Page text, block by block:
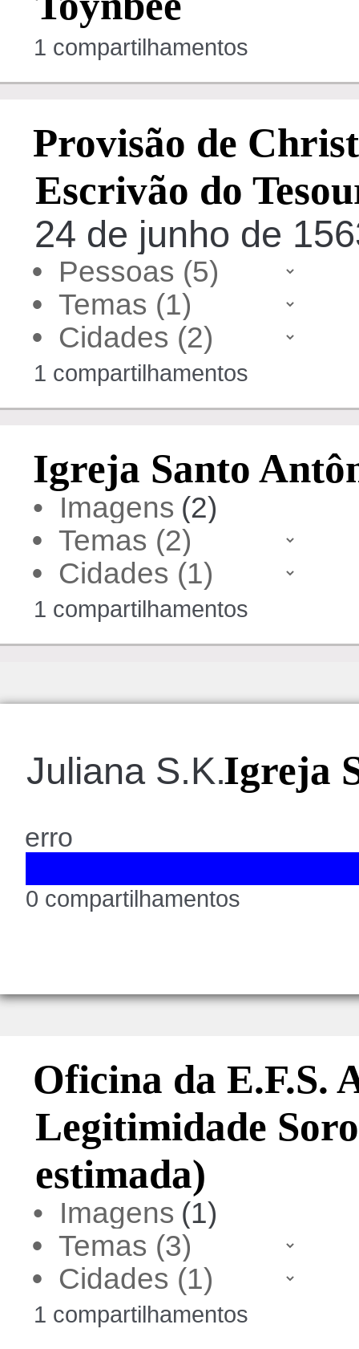
1 compartilhamentos
Provisão de
Escrivão do
24 de junho de
•
•
•
1 compartilhamentos
Igreja Santo
• Imagens(2)
•
•
1 compartilhamentos
Juliana S.K.Igreja
erro
0 compartilhamentos
Oficina da E.F.S.
Legitimidade
estimada)
• Imagens(1)
•
•
1 compartilhamentos